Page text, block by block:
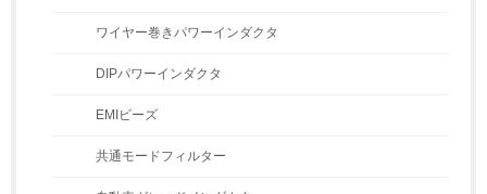
ワイヤー巻きパワーインダクタ
DIPパワーインダクタ
EMIビーズ
共通モードフィルター